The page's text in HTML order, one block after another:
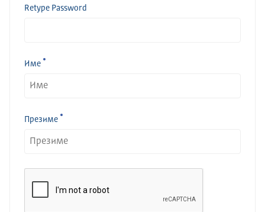
Retype Password
Име
Презиме